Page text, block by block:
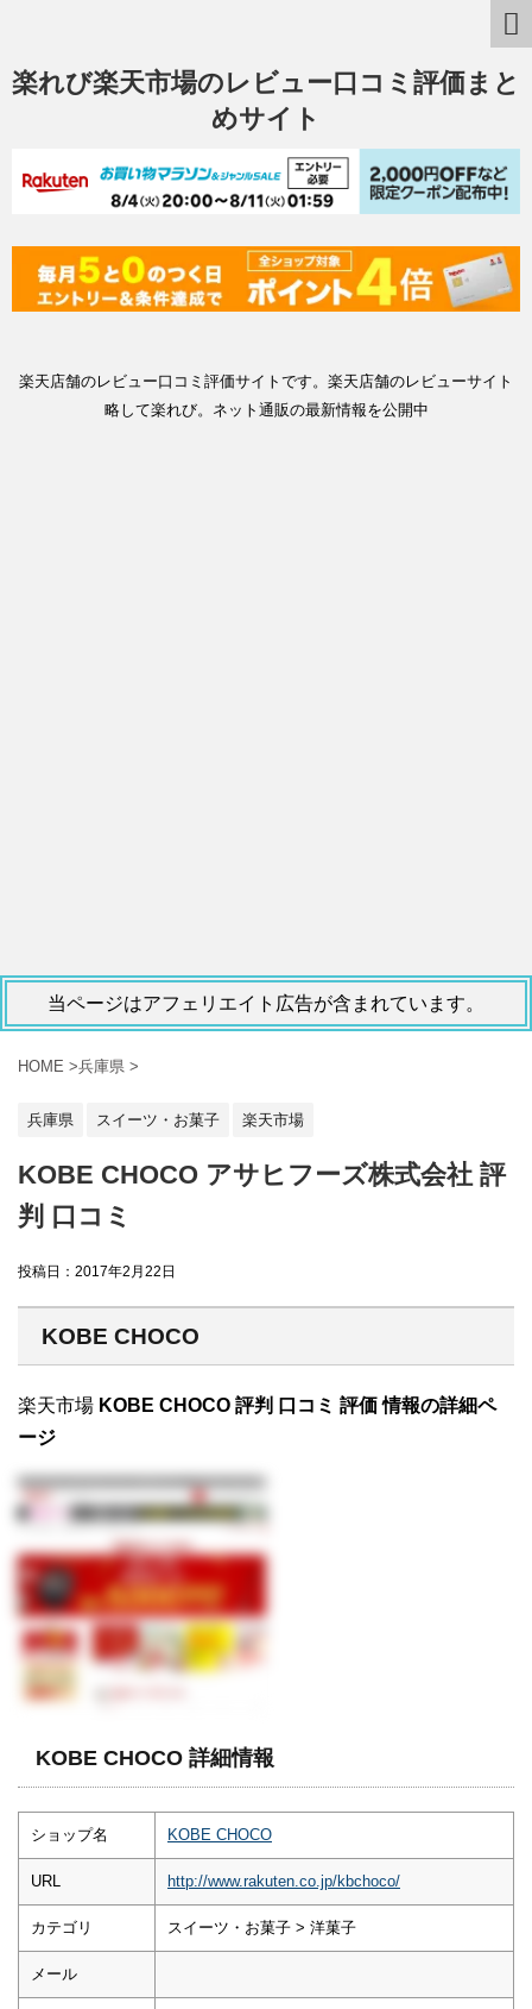
楽れび楽天市場のレビュー口コミ評価まと
めサイト
楽天店舗のレビュー口コミ評価サイトです。楽天店舗のレビューサイト
略して楽れび。ネット通販の最新情報を公開中
当ページはアフェリエイト広告が含まれています。
HOME >兵庫県 >
兵庫県 スイーツ・お菓子 楽天市場
KOBE CHOCO アサヒフーズ株式会社 評
判 口コミ
投稿日： 2017年2月22日
KOBE CHOCO
楽天市場 KOBE CHOCO 評判 口コミ 評価 情報の詳細ペ
ージ
KOBE CHOCO 詳細情報
ショップ名 KOBE CHOCO
URL http://www.rakuten.co.jp/kbchoco/
カテゴリ スイーツ・お菓子 > 洋菓子
メール